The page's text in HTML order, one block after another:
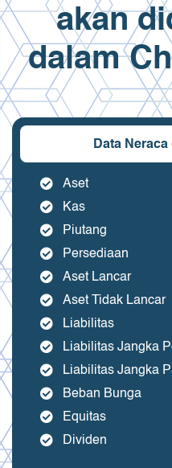
akan
dalam
Data
Aset
Kas
Piutang
Persediaan
Aset Lancar
Aset Tidak Lancar
Liabilitas
Liabilitas Jangka
Liabilitas Jangka
Beban Bunga
Equitas
Dividen